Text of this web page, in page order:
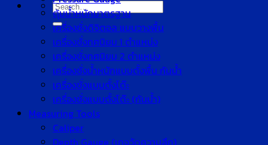
Search
for:
ตุ้มน้ำหนักมาตรฐาน
เครื่องชั่งดิจิตอล แบบวางพื้น
เครื่องชั่งทศนิยม 1 ตำแหน่ง
เครื่องชั่งทศนิยม 2 ตำแหน่ง
เครื่องชั่งน้ำหนักแบบตั้งพื้น กันน้ำ
เครื่องชั่งแบบตั้งโต๊ะ
เครื่องชั่งแบบตั้งโต๊ะ (กันน้ำ)
Measuring Tools
Caliper
Depth Gauge (เกจวัดความลึก)